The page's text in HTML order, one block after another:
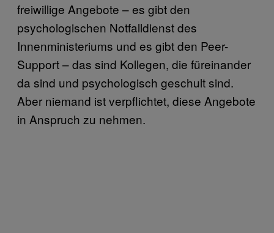
freiwillige Angebote – es gibt den
psychologischen Notfalldienst des
Innenministeriums und es gibt den Peer-
Support – das sind Kollegen, die füreinander
da sind und psychologisch geschult sind.
Aber niemand ist verpflichtet, diese Angebote
in Anspruch zu nehmen.